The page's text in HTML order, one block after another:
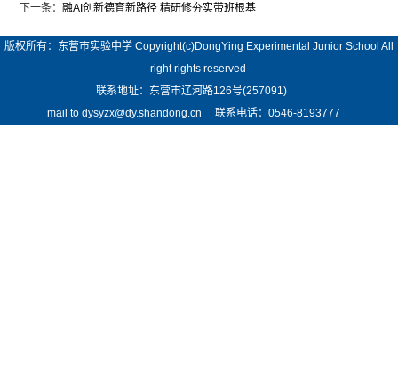
下一条：融AI创新德育新路径 精研修夯实带班根基
版权所有：东营市实验中学 Copyright(c)DongYing Experimental Junior School All
right rights reserved
联系地址：东营市辽河路126号(257091)
mail to dysyzx@dy.shandong.cn 联系电话：0546-8193777